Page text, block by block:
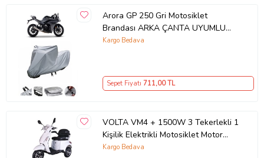
Arora GP 250 Gri Motosiklet
Brandası ARKA ÇANTA UYUMLU
DEĞİLDİR
Kargo Bedava
Sepet Fiyatı 711,00 TL
VOLTA VM4 + 1500W 3 Tekerlekli 1
Kişilik Elektrikli Motosiklet Motor
Koruma Brandası Ultra Dayanıklı
Kargo Bedava